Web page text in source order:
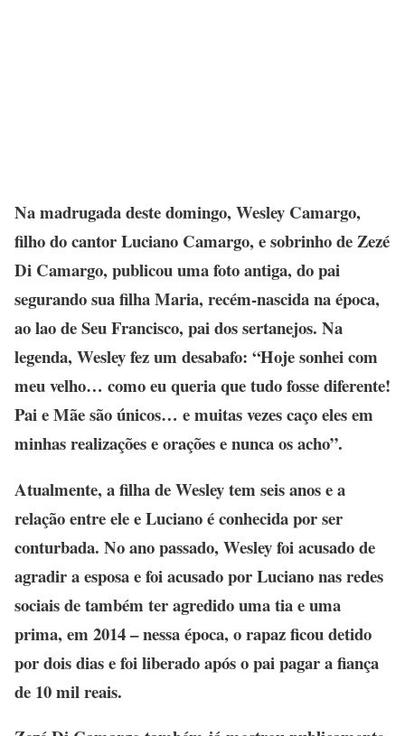
Na madrugada deste domingo, Wesley Camargo,
filho do cantor Luciano Camargo, e sobrinho de Zezé
Di Camargo, publicou uma foto antiga, do pai
segurando sua filha Maria, recém-nascida na época,
ao lao de Seu Francisco, pai dos sertanejos. Na
legenda, Wesley fez um desabafo: “Hoje sonhei com
meu velho… como eu queria que tudo fosse diferente!
Pai e Mãe são únicos… e muitas vezes caço eles em
minhas realizações e orações e nunca os acho”.
Atualmente, a filha de Wesley tem seis anos e a
relação entre ele e Luciano é conhecida por ser
conturbada. No ano passado, Wesley foi acusado de
agradir a esposa e foi acusado por Luciano nas redes
sociais de também ter agredido uma tia e uma
prima, em 2014 – nessa época, o rapaz ficou detido
por dois dias e foi liberado após o pai pagar a fiança
de 10 mil reais.